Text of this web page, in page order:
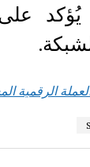
يُؤكد
الرقمية